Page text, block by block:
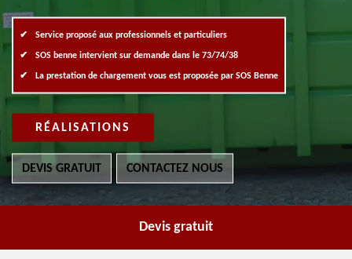
Service proposé aux professionnels et particuliers
SOS benne intervient sur demande dans le 73/74/38
La prestation de chargement vous est proposée par SOS Benne
RÉALISATIONS
DEVIS GRATUIT CONTACTEZ NOUS
Devis gratuit